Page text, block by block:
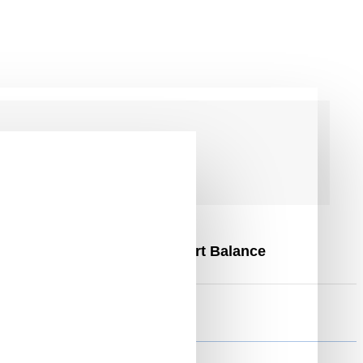
és Piros Hoverkart, Smart Balance